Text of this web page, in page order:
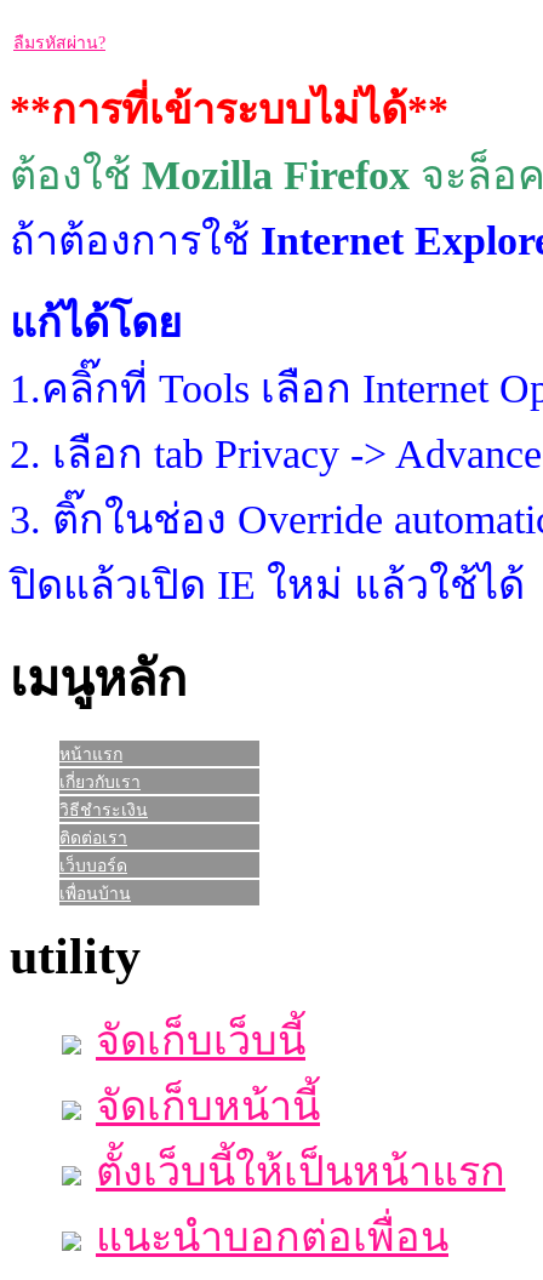
ลืมรหัสผ่าน?
**การที่เข้าระบบไม่ได้**
ต้องใช้ Mozilla Firefox จะล็อ
ถ้าต้องการใช้ Internet
แก้ได้โดย
1.คลิ๊กที่ Tools เลือก Internet
2. เลือก tab Privacy ->
3. ติ๊กในช่อง Override
ปิดแล้วเปิด IE ใหม่ แล้วใช้ได้
เมนูหลัก
หน้าแรก
เกี่ยวกับเรา
วิธีชำระเงิน
ติดต่อเรา
เว็บบอร์ด
เพื่อนบ้าน
utility
จัดเก็บเว็บนี้
จัดเก็บหน้านี้
ตั้งเว็บนี้ให้เป็นหน้าแรก
แนะนำบอกต่อเพื่อน